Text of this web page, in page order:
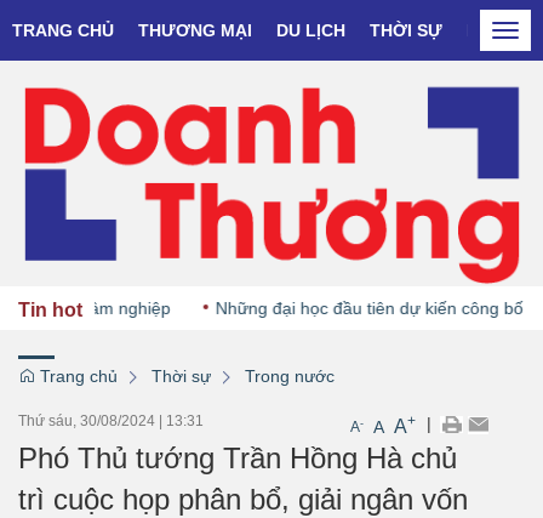
TRANG CHỦ THƯƠNG MẠI DU LỊCH THỜI SỰ DOANH
Tin hotLâm nghiệp Những đại học đầu tiên dự kiến công bố
Trang chủ Thời sự Trong nước
Thứ sáu, 30/08/2024 13:31 A- A A+ |
Phó Thủ tướng Trần Hồng Hà chủ
trì cuộc họp phân bổ, giải ngân vốn